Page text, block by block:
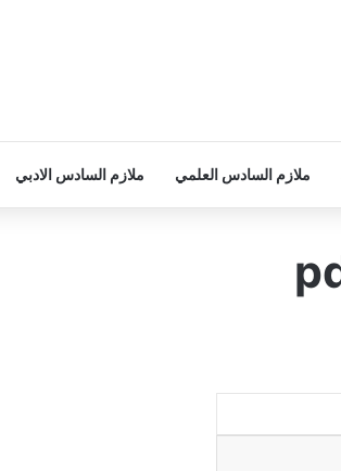
ملازم السادس العلمي ملازم السادس الادبي